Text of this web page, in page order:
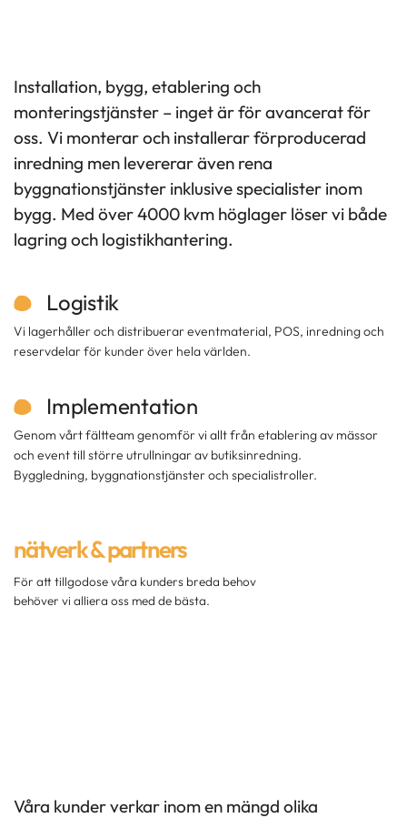
Installation, bygg, etablering och
monteringstjänster – inget är för avancerat för
oss. Vi monterar och installerar förproducerad
inredning men levererar även rena
byggnationstjänster inklusive specialister inom
bygg. Med över 4000 kvm höglager löser vi både
lagring och logistikhantering.
Logistik
Vi lagerhåller och distribuerar eventmaterial, POS, inredning och
reservdelar för kunder över hela världen.
Implementation
Genom vårt fältteam genomför vi allt från etablering av mässor
och event till större utrullningar av butiksinredning.
Byggledning, byggnationstjänster och specialistroller.
nätverk & partners
För att tillgodose våra kunders breda behov
behöver vi alliera oss med de bästa.
Våra kunder verkar inom en mängd olika